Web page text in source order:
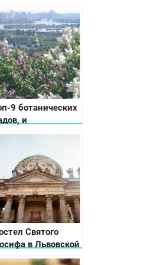
9 ботанических
и
Святого
в Львовской